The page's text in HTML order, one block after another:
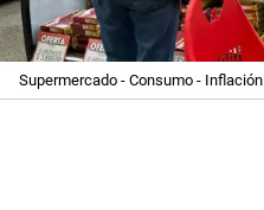
Supermercado - Consumo - Inflación